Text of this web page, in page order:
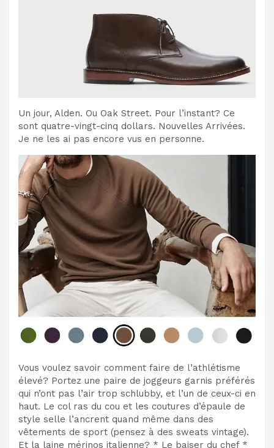
Un jour, Alden. Ou Oak Street. Pour l’instant? Ce
sont quatre-vingt-cinq dollars. Nouvelles Arrivées.
Je ne les ai pas encore vus en personne.
Vous voulez savoir comment faire de l’athlétisme
élevé? Portez une paire de joggeurs garnis préférés
qui n’ont pas l’air trop schlubby, et l’un de ceux-ci en
haut. Le col ras du cou et les coutures d’épaule de
style selle l’ancrent quand même dans des
vêtements de sport (pensez à des sweats vintage).
Et la laine mérinos italienne? * Le baiser du chef *